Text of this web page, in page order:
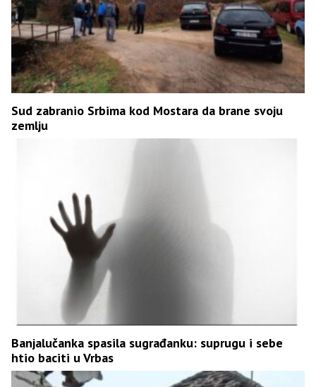
Sud zabranio Srbima kod Mostara da brane svoju
zemlju
Banjalučanka spasila sugrađanku: suprugu i sebe
htio baciti u Vrbas